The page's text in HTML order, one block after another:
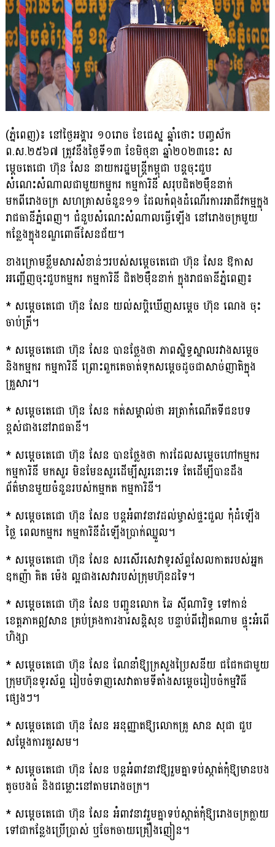
(ភ្នំពេញ)៖ នៅថ្ងៃអង្គារ ១០រោច ខែជេស្ឋ ឆ្នាំថោះ បញ្ចស័ក
ព.ស.២៥៦៧ ត្រូវនឹង​ថ្ងៃទី១៣ ខែមិថុនា ឆ្នាំ២០២៣នេះ ស
ម្តេចតេជោ ហ៊ុន សែន នាយករដ្ឋមន្ត្រី​កម្ពុជា បន្តចុះជួប
សំណេះសំណាលជាមួយកម្មករ កម្មការិនី សរុបជិត២ម៉ឺននាក់
មកពីរោងចក្រ សហគ្រាសចំនួន១១ ដែលកំពុងដំណើរការអាជីវកម្មក្នុង
រាជធានី​ភ្នំពេញ។ ជំនួបសំណេះសំណាលធ្វើឡើង នៅរោងចក្រមួយ
កន្លែងក្នុងខណ្ឌពោធិ៍សែនជ័យ។
ខាងក្រោមខ្លឹមសារសំខាន់ៗរបស់សម្តេចតេជោ ហ៊ុន សែន ឱកាស
អញ្ជើញចុះជួបកម្មករ កម្មការិនី ជិត២ម៉ឺននាក់ ក្នុងរាជធានីភ្នំពេញ៖
* សម្តេចតេជោ ហ៊ុន សែន យល់សប្តិឃើញសម្តេច ហ៊ុន ណេង ចុះ
ចាប់ត្រី។
* សម្តេចតេជោ ហ៊ុន សែន បានថ្លែងថា ភាពស្និទ្ធស្នាលរវាងសម្តេច
និងកម្មករ កម្មការិនី ព្រោះពួកគេចាត់ទុកសម្តេចដូចជាសាច់ញាតិក្នុង
គ្រួសារ។
* សម្តេចតេជោ ហ៊ុន សែន កត់សម្គាល់ថា អត្រាកំណើតទីជនបទ
ខ្ពស់ជាងនៅរាជធានី។
* សម្តេចតេជោ ហ៊ុន សែន បានថ្លែងថា ការដែលសម្តេចហៅកម្មករ
កម្មការិនី មកសួរ មិនមែនសួរដើម្បីសួរនោះទេ តែដើម្បីបានដឹង
ព័ត៌មានមួយចំនួនរបស់កម្មកត កម្មការិនី។
* សម្តេចតេជោ ហ៊ុន សែន បន្តអំពាវនាវដល់ម្ចាស់ផ្ទះជួល កុំដំឡើង
ថ្លៃ ពេលកម្មករ កម្មការិនីដំឡើងប្រាក់ឈ្នួល។
* សម្តេចតេជោ ហ៊ុន សែន សរសើរសេវាទូរស័ព្ទសែលកាតរបស់អ្នក
ឧកញ៉ា គិត ម៉េង ល្អជាងសេវារបស់ក្រុមហ៊ុនដទៃ។
* សម្តេចតេជោ ហ៊ុន សែន បញ្ជូនលោក ឆៃ ស៊ីណារិទ្ធ ទៅកាន់
ខេត្តភាគឦសាន គ្រប់គ្រងការងារសន្តិសុខ បន្ទាប់ពីវៀតណាម ផ្ទុះអំពើ
ហិង្សា
* សម្តេចតេជោ ហ៊ុន សែន ណែនាំឱ្យក្រសួងប្រៃសនីយ ជជែកជាមួយ
ក្រុមហ៊ុនទូរស័ព្ទ រៀបចំទាញសេវាតាមទីតាំងសម្តេចរៀបចំកម្មវិធី
ផ្សេងៗ។
* សម្តេចតេជោ ហ៊ុន សែន អនុញ្ញាតឱ្យលោកគ្រូ សាន សុជា ជួប
សម្តែងការគួរសម។
* សម្តេចតេជោ ហ៊ុន សែន បន្តអំពាវនាវឱ្យរួមគ្នាទប់ស្កាត់កុំឱ្យមានបង
តូចបងធំ និងជម្លោះនៅតាមរោងចក្រ។
* សម្តេចតេជោ ហ៊ុន សែន អំពាវនាវរួមគ្នាទប់ស្កាត់កុំឱ្យរោងចក្រក្លាយ
ទៅជាកន្លែងប្រើប្រាស់ ឬចែកចាយគ្រឿងញៀន។